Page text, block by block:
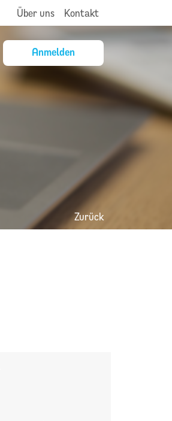
Über uns Kontakt
Anmelden
Zurück